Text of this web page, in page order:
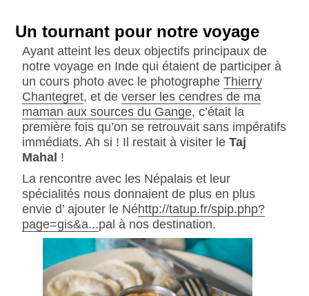
Un tournant pour notre voyage
Ayant atteint les deux objectifs principaux de
notre voyage en Inde qui étaient de participer à
un cours photo avec le photographe Thierry
Chantegret, et de verser les cendres de ma
maman aux sources du Gange, c’était la
première fois qu’on se retrouvait sans impératifs
immédiats. Ah si ! Il restait à visiter le Taj
Mahal !
La rencontre avec les Népalais et leur
spécialités nous donnaient de plus en plus
envie d’ ajouter le Néhttp://tatup.fr/spip.php?
page=gis&a...pal à nos destination.